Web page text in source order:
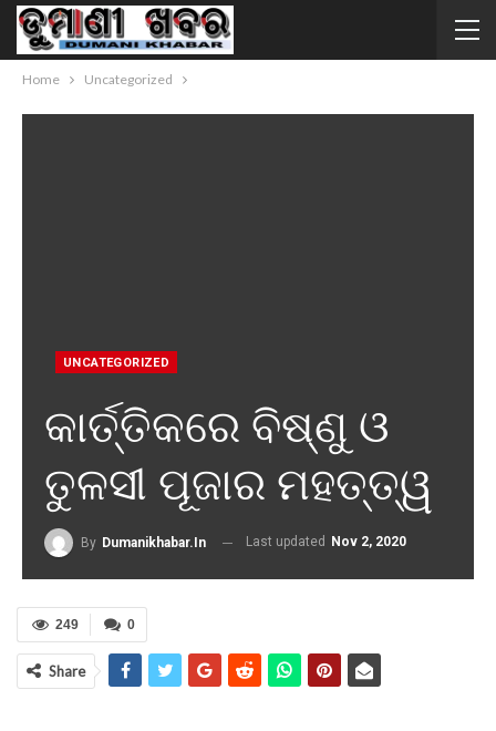
Home Uncategorized
UNCATEGORIZED
କାର୍ତ୍ତିକରେ ବିଷ୍ଣୁ ଓ
ତୁଳସୀ ପୂଜାର ମହତ୍ତ୍ୱ
By Dumanikhabar.in Last updated Nov 2, 2020
0
249
Share